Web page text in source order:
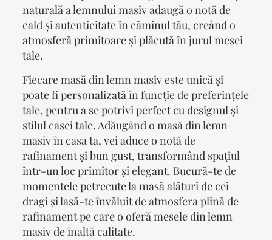
naturală a lemnului masiv adaugă o notă de
cald și autenticitate în căminul tău, creând o
atmosferă primitoare și plăcută în jurul mesei
tale.
Fiecare masă din lemn masiv este unică și
poate fi personalizată în funcție de preferințele
tale, pentru a se potrivi perfect cu designul și
stilul casei tale. Adăugând o masă din lemn
masiv în casa ta, vei aduce o notă de
rafinament și bun gust, transformând spațiul
într-un loc primitor și elegant. Bucură-te de
momentele petrecute la masă alături de cei
dragi și lasă-te învăluit de atmosfera plină de
rafinament pe care o oferămesele din lemn
masivde înaltă calitate.